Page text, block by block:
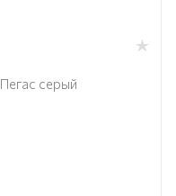
Пегас серый